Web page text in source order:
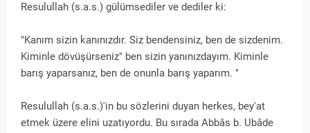
Resulullah (s.a.s.) gülümsediler ve dediler ki:
"Kanım sizin kanınızdır. Siz bendensiniz, ben de sizdenim.
Kiminle dövüşürseniz" ben sizin yanınızdayım. Kiminle
barış yaparsanız, ben de onunla barış yaparım. "
Resulullah (s.a.s.)'in bu sözlerini duyan herkes, bey'at
etmek üzere elini uzatıyordu. Bu sırada Abbâs b. Ubâde